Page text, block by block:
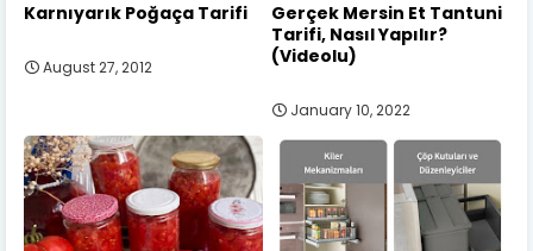
Karnıyarık Poğaça Tarifi
August 27, 2012
Gerçek Mersin Et Tantuni
Tarifi, Nasıl Yapılır?
(Videolu)
January 10, 2022